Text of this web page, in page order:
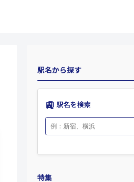
駅名から探す
🚉 駅名を検索
特集